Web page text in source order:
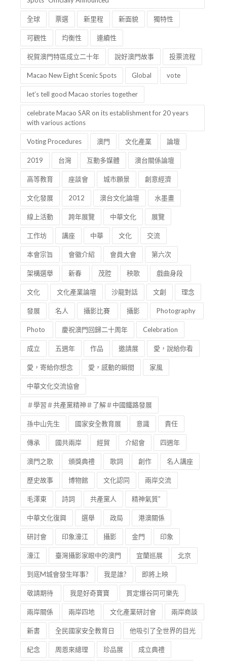
全球 票選 新里程 新面貌 獨特性
可觀性 均衡性 連續性
祝賀澳門特區成立二十年 說好澳門故事 投票流程
Macao New Eight Scenic Spots Global vote
let’s tell good Macao stories together
celebrate Macao SAR on its establishment for 20 years
with various actions
Voting Procedures 澳門 文化產業 論壇
2019 台灣 互動多媒體 澳台關係論壇
高等教育 座談會 城市願景 創意經濟
文化發展 2012 澳台文化論壇 水墨畫
線上活動 跨年展覽 中華文化 展覽
工作坊 講座 中華 文化 交流
本會宗旨 會徽介紹 會員大會 第六次
架構選舉 新春 茂腔 秧歌 戲曲身段
文化 文化產業論壇 沙龍對話 文創 理念
發展 名人 攝影比賽 攝影 Photography
Photo 慶祝澳門回歸二十周年 Celebration
成立 五週年 作品 邀請展 愛，說給你看
愛，寄給你想念 愛，感動的瞬間 家風
中華文化交流協會
＃學習＃共產黨精神＃了解＃中國鐵路發展
孫中山先生 國家安全教育展 意識 責任
傳承 國共兩岸 經貿 介紹會 四週年
澳門之歌 頒獎典禮 歌詞 創作 名人講座
歷史故事 博物館 文化認同 兩岸交流
毛澤東 詩詞 共產黨人 精神氣質”
中華文化復興 選舉 政局 港澳關係
研討會 印象濠江 攝影 金門 印象
濠江 臺灣攝影家眼中的澳門 宜蘭巡展 北京
到底M城會發生咩事? 我是誰? 即將上映
敬請期待 我是好奇寶寶 買定爆谷同可樂先
兩岸關係 兩岸四地 文化產業研討會 兩岸商談
新書 全民國家安全教育日 他吸引了全世界的目光
紀念 周恩來總理 珍品展 成立典禮